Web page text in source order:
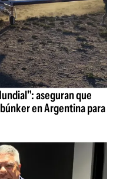
aseguran que
en Argentina para